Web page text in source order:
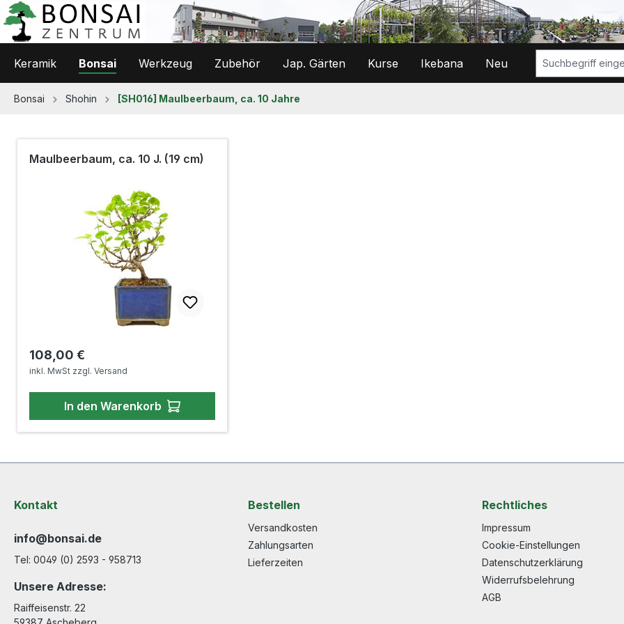
Hauptinhalt springen
Zur Suche springen
Zur Hauptnavigation springen
Keramik Bonsai Werkzeug Zubehör Jap. Gärten Kurse Ikebana Neu
Bonsai Shohin [SH016] Maulbeerbaum, ca. 10 Jahre
Maulbeerbaum, ca. 10 J. (19 cm)
Regulärer Preis:
108,00 €
inkl. MwSt zzgl. Versand
In den Warenkorb
Kontakt
info@bonsai.de
Tel: 0049 (0) 2593 - 958713
Unsere Adresse:
Raiffeisenstr. 22
Bestellen
Versandkosten
Zahlungsarten
Lieferzeiten
Rechtliches
Impressum
Cookie-Einstellungen
Datenschutzerklärung
Widerrufsbelehrung
AGB